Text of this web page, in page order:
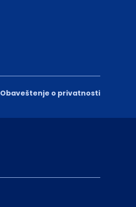
Obaveštenje o privatnosti